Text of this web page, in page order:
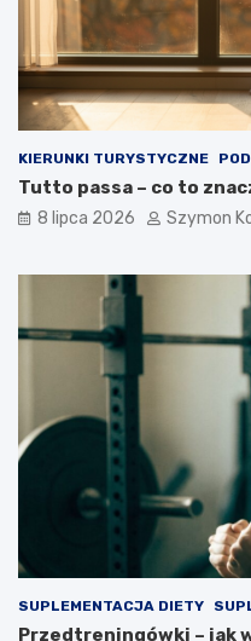
KIERUNKI TURYSTYCZNE
Tutto passa – co to
8 lipca 2026 Szymon
SUPLEMENTACJA DIETY
Przedtreningówki – jak